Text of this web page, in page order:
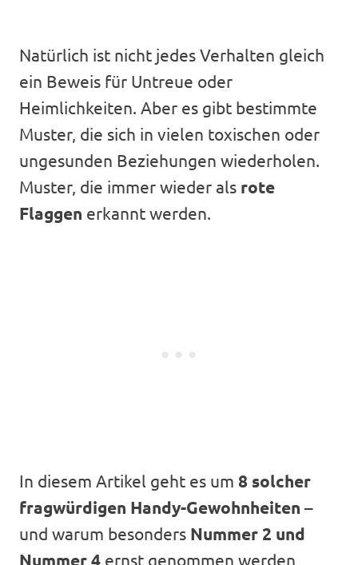
Natürlich ist nicht jedes Verhalten gleich
ein Beweis für Untreue oder
Heimlichkeiten. Aber es gibt bestimmte
Muster, die sich in vielen toxischen oder
ungesunden Beziehungen wiederholen.
Muster, die immer wieder als rote
Flaggen erkannt werden.
In diesem Artikel geht es um 8 solcher
fragwürdigen Handy-Gewohnheiten –
und warum besonders Nummer 2 und
Nummer 4 ernst genommen werden